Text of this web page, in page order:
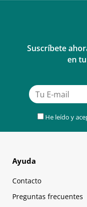
Suscríbete
en
He leído y
Ayuda
Contacto
Preguntas frecuentes